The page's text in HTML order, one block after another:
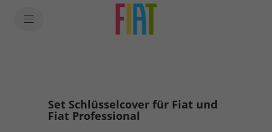
Set Schlüsselcover für Fiat und
Fiat Professional